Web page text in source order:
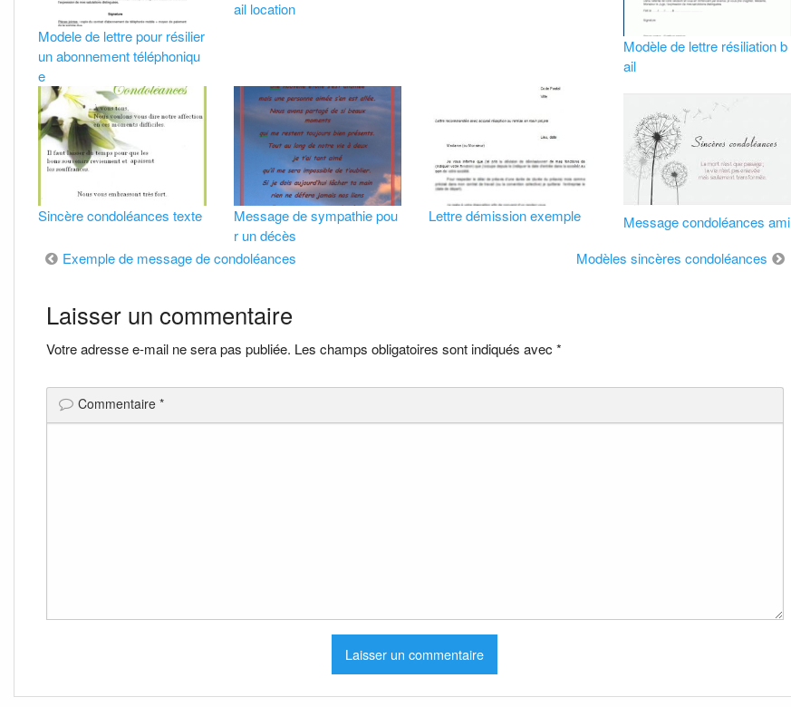
Modele de lettre pour résilier
un abonnement téléphoniqu
e
ail location
Modèle de lettre résiliation b
ail
Sincère condoléances texte
Message de sympathie pou
r un décès
Lettre démission exemple Message condoléances ami
Navigation
de
l’article
Exemple de message de condoléances Modèles sincères condoléances
Laisser un commentaire
Votre adresse e-mail ne sera pas publiée. Les champs obligatoires sont indiqués avec *
Commentaire *